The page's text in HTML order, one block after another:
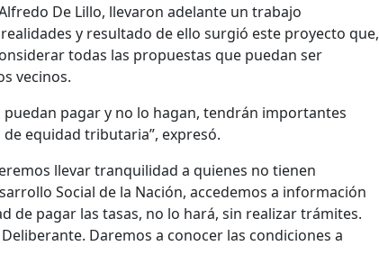
De Lillo, llevaron adelante un trabajo
y resultado de ello surgió este proyecto que,
todas las propuestas que puedan ser
vecinos.
pagar y no lo hagan, tendrán importantes
equidad tributaria”, expresó.
llevar tranquilidad a quienes no tienen
Social de la Nación, accedemos a información
de pagar las tasas, no lo hará, sin realizar trámites.
Daremos a conocer las condiciones a